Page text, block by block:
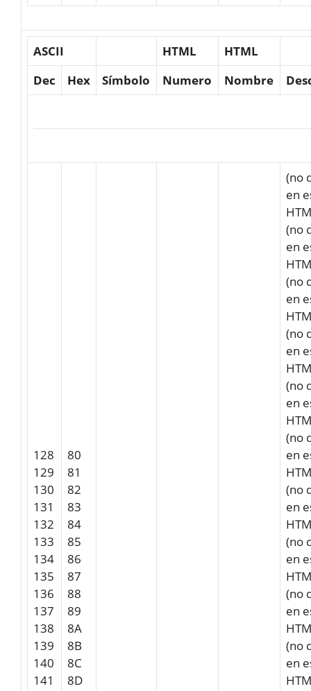
ASCII HTML
HTML
Dec
Hex Símbolo Numero Nombre
128
129
130
131
132
133
134
135
136
137
138
139
140
141
80
81
82
83
84
85
86
87
88
89
8A
8B
8C
8D
(no
en
(no
en
(no
en
(no
en
(no
en
(no
en
(no
en
(no
en
(no
en
(no
en